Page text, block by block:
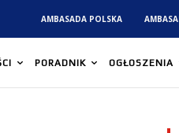
AMBASADA POLSKA
PORADNIK OGŁOSZENIA